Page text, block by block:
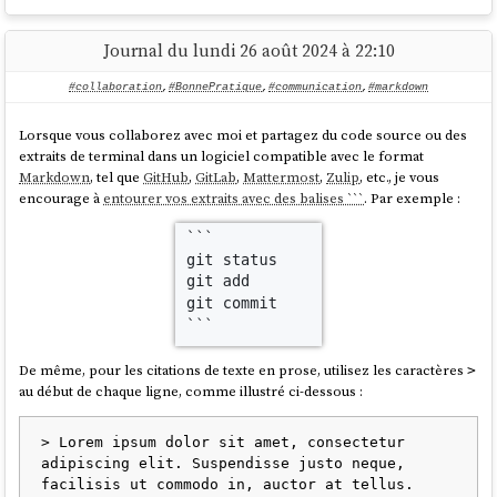
Ce sont des sortes de "screenshot".
Si j'éprouve le besoin de faire souvent des "copier / coller" d'exemples
"helper" serait plus approprié pour exécuter ce groupe de
Par exemple, je peux remplacer ce contenu :
Ensure that the following prerequisites have been installed:
mise and direnv, see instruction in ../README.md.
$ mise install
Par celui-ci (qui indique l'existence du script./scripts/mise-
install.sh
) :
Ensure that the following prerequisites have been installed:
Quartz
The Atlanta Journal-Constitution
Fusion
The Wall Street Journal
d'édition d'article 🤔.
Journal du lundi 26 août 2024 à 22:10
#collaboration, #BonnePratique, #communication, #markdown
Lorsque vous collaborez avec moi et partagez du code source ou des
extraits de terminal dans un logiciel compatible avec le format
Markdown, tel queGitHub,GitLab,Mattermost, Zulip, etc., je vous
encourage àentourer vos extraits avec des balises ```. Par exemple :
De même, pour les citations de texte en prose, utilisez les caractères>
au début de chaque ligne, comme illustré ci-dessous :
> Lorem ipsum dolor sit amet, consectetur
adipiscing elit. Suspendisse justo neque,
facilisis ut commodo in, auctor at tellus.